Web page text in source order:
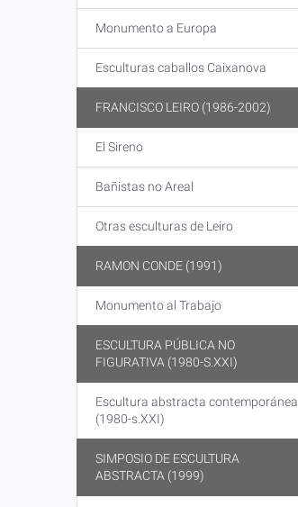
Monumento a Europa
Esculturas caballos Caixanova
FRANCISCO LEIRO (1986-2002)
El Sireno
Bañistas no Areal
Otras esculturas de Leiro
RAMON CONDE (1991)
Monumento al Trabajo
ESCULTURA PÚBLICA NO
FIGURATIVA (1980-S.XXI)
Escultura abstracta contemporánea
(1980-s.XXI)
SIMPOSIO DE ESCULTURA
ABSTRACTA (1999)